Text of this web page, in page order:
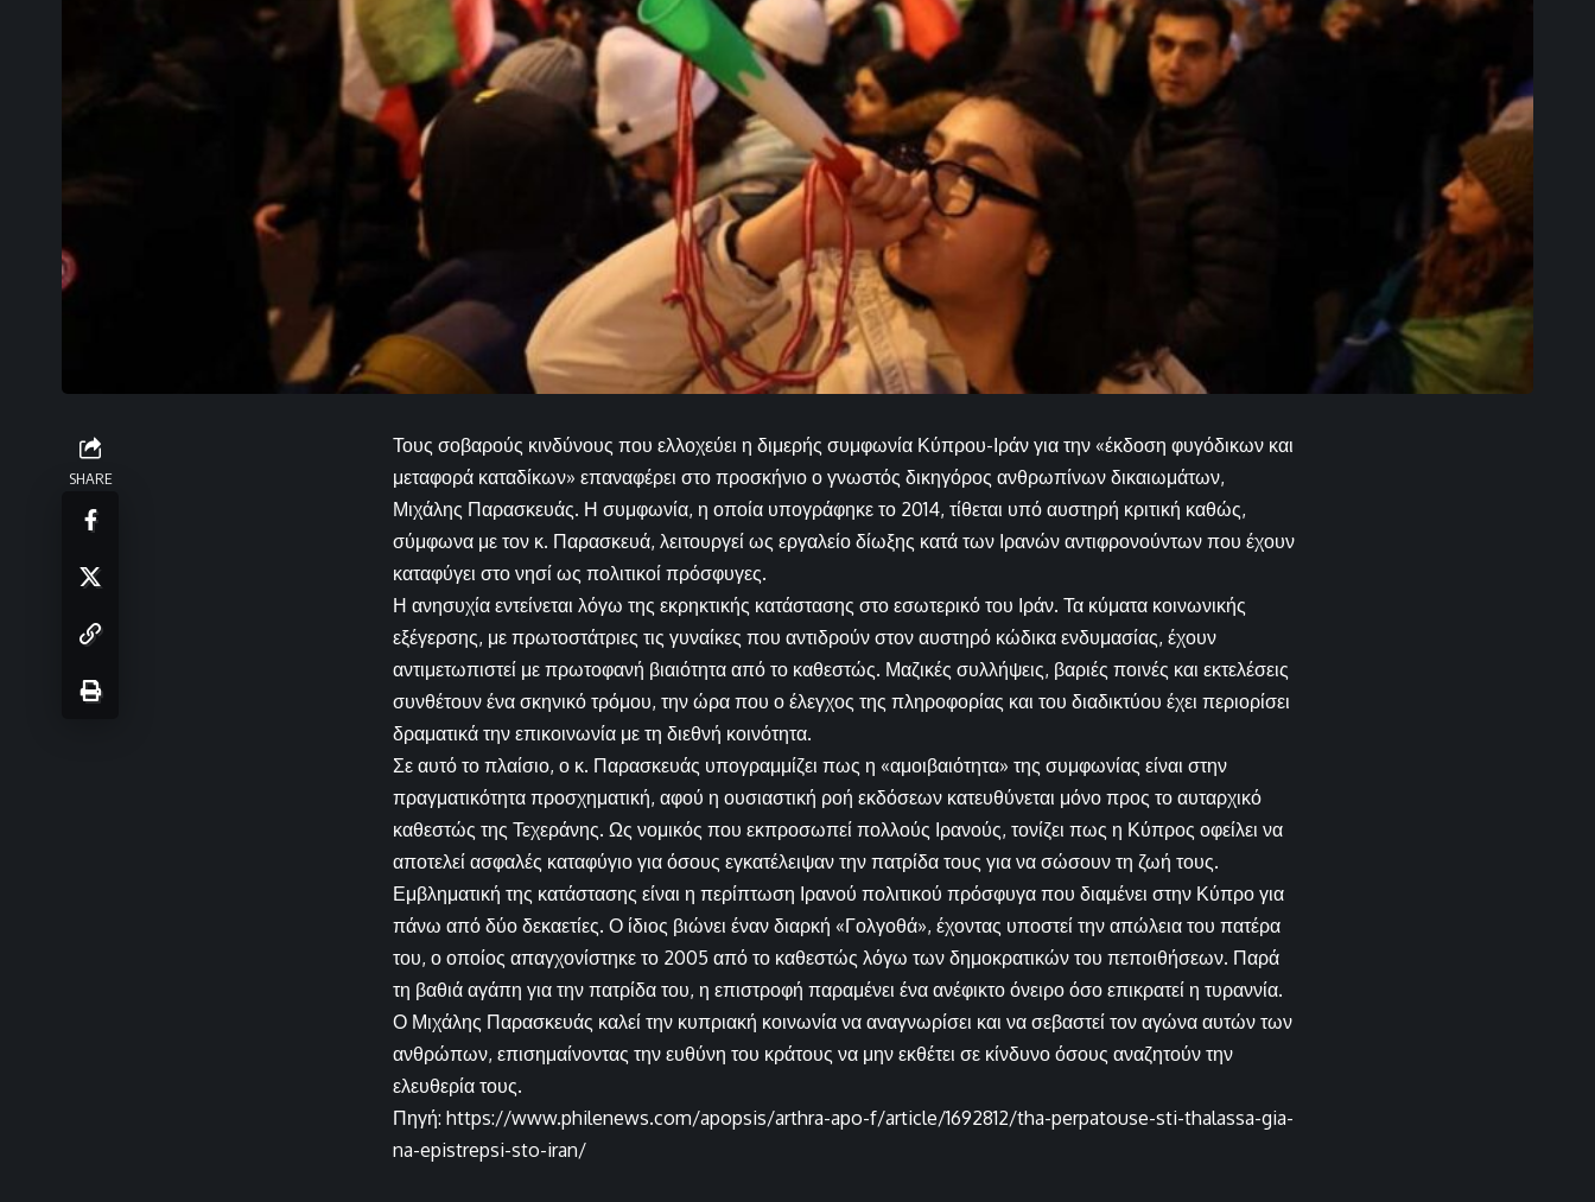
SHARE
Τους σοβαρούς κινδύνους που ελλοχεύει η διμερής συμφωνία Κύπρου-Ιράν για την «έκδοση φυγόδικων και
μεταφορά καταδίκων» επαναφέρει στο προσκήνιο ο γνωστός δικηγόρος ανθρωπίνων δικαιωμάτων,
Μιχάλης Παρασκευάς. Η συμφωνία, η οποία υπογράφηκε το 2014, τίθεται υπό αυστηρή κριτική καθώς,
σύμφωνα με τον κ. Παρασκευά, λειτουργεί ως εργαλείο δίωξης κατά των Ιρανών αντιφρονούντων που έχουν
καταφύγει στο νησί ως πολιτικοί πρόσφυγες.
Η ανησυχία εντείνεται λόγω της εκρηκτικής κατάστασης στο εσωτερικό του Ιράν. Τα κύματα κοινωνικής
εξέγερσης, με πρωτοστάτριες τις γυναίκες που αντιδρούν στον αυστηρό κώδικα ενδυμασίας, έχουν
αντιμετωπιστεί με πρωτοφανή βιαιότητα από το καθεστώς. Μαζικές συλλήψεις, βαριές ποινές και εκτελέσεις
συνθέτουν ένα σκηνικό τρόμου, την ώρα που ο έλεγχος της πληροφορίας και του διαδικτύου έχει περιορίσει
δραματικά την επικοινωνία με τη διεθνή κοινότητα.
Σε αυτό το πλαίσιο, ο κ. Παρασκευάς υπογραμμίζει πως η «αμοιβαιότητα» της συμφωνίας είναι στην
πραγματικότητα προσχηματική, αφού η ουσιαστική ροή εκδόσεων κατευθύνεται μόνο προς το αυταρχικό
καθεστώς της Τεχεράνης. Ως νομικός που εκπροσωπεί πολλούς Ιρανούς, τονίζει πως η Κύπρος οφείλει να
αποτελεί ασφαλές καταφύγιο για όσους εγκατέλειψαν την πατρίδα τους για να σώσουν τη ζωή τους.
Εμβληματική της κατάστασης είναι η περίπτωση Ιρανού πολιτικού πρόσφυγα που διαμένει στην Κύπρο για
πάνω από δύο δεκαετίες. Ο ίδιος βιώνει έναν διαρκή «Γολγοθά», έχοντας υποστεί την απώλεια του πατέρα
του, ο οποίος απαγχονίστηκε το 2005 από το καθεστώς λόγω των δημοκρατικών του πεποιθήσεων. Παρά
τη βαθιά αγάπη για την πατρίδα του, η επιστροφή παραμένει ένα ανέφικτο όνειρο όσο επικρατεί η τυραννία.
Ο Μιχάλης Παρασκευάς καλεί την κυπριακή κοινωνία να αναγνωρίσει και να σεβαστεί τον αγώνα αυτών των
ανθρώπων, επισημαίνοντας την ευθύνη του κράτους να μην εκθέτει σε κίνδυνο όσους αναζητούν την
ελευθερία τους.
Πηγή: https://www.philenews.com/apopsis/arthra-apo-f/article/1692812/tha-perpatouse-sti-thalassa-gia-
na-epistrepsi-sto-iran/